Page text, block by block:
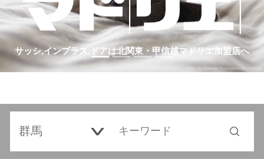
サッシ,インプラス,ドアは北関東・甲信越マドリエ加盟店へ